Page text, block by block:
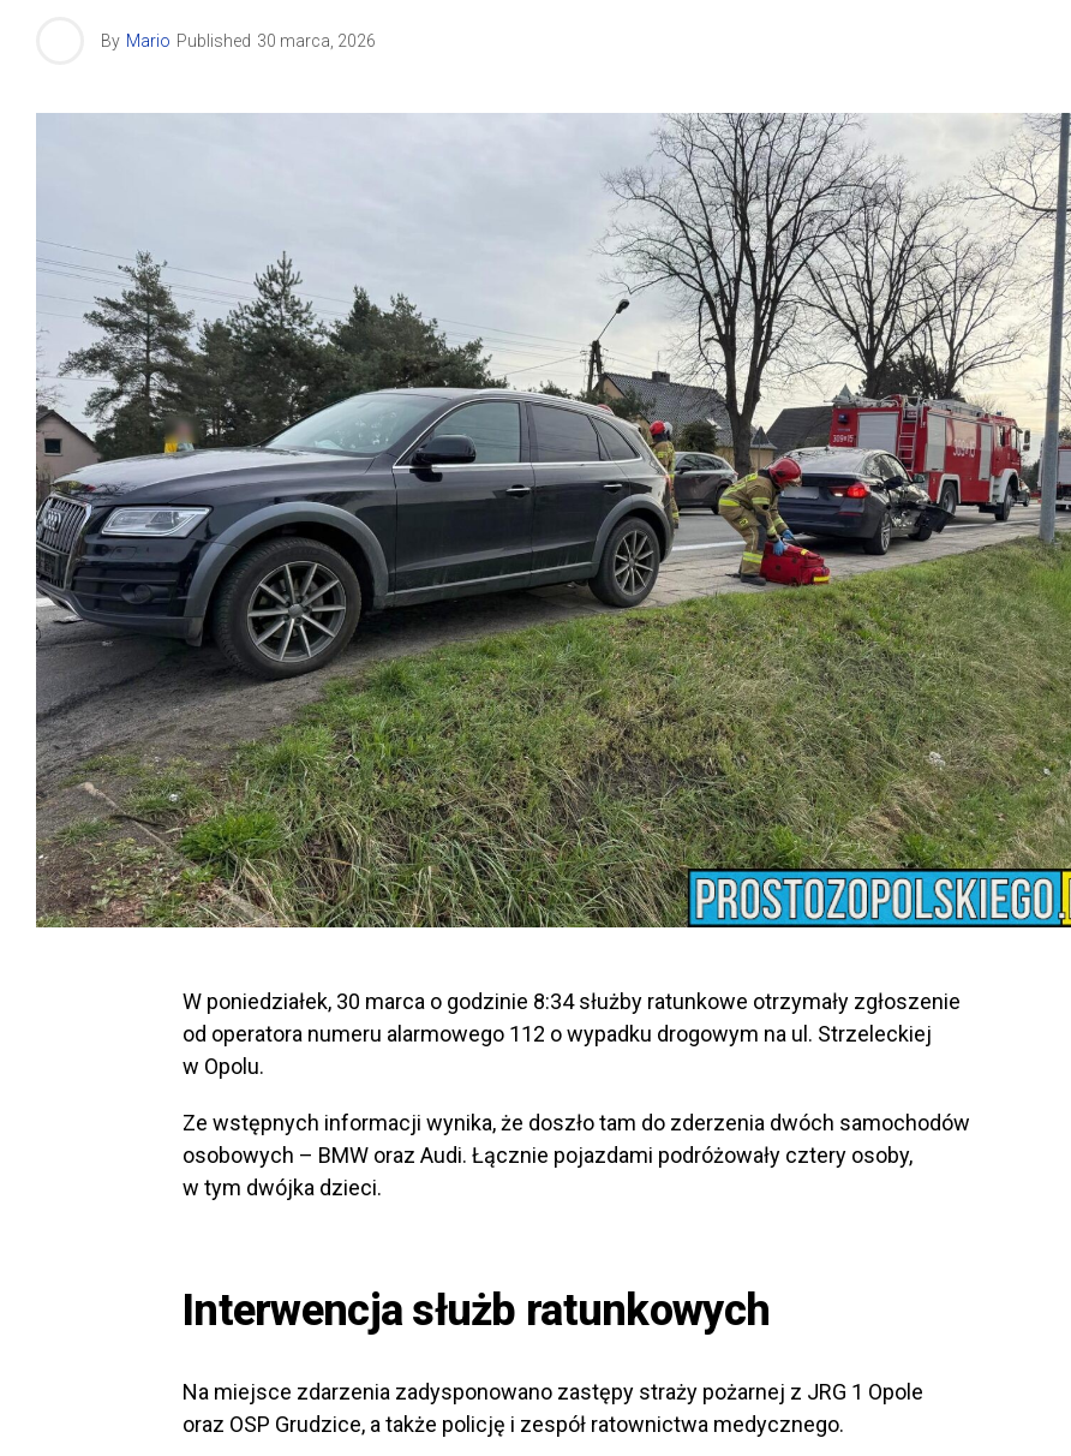
By Mario Published 30 marca, 2026
W poniedziałek, 30 marca o godzinie 8:34 służby ratunkowe otrzymały zgłoszenie
od operatora numeru alarmowego 112 o wypadku drogowym na ul. Strzeleckiej
w Opolu.
Ze wstępnych informacji wynika, że doszło tam do zderzenia dwóch samochodów
osobowych – BMW oraz Audi. Łącznie pojazdami podróżowały cztery osoby,
w tym dwójka dzieci.
Interwencja służb ratunkowych
Na miejsce zdarzenia zadysponowano zastępy straży pożarnej z JRG 1 Opole
oraz OSP Grudzice, a także policję i zespół ratownictwa medycznego.